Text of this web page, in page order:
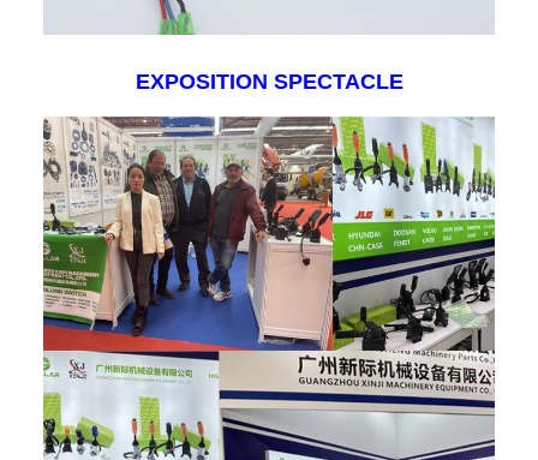
EXPOSITION SPECTACLE